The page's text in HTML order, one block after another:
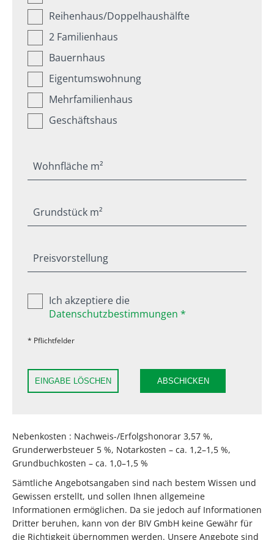
Reihenhaus/Doppelhaushälfte
2 Familienhaus
Bauernhaus
Eigentumswohnung
Mehrfamilienhaus
Geschäftshaus
Wohnfläche m²
Grundstück m²
Preisvorstellung
Ich akzeptiere die
Datenschutzbestimmungen *
* Pflichtfelder
EINGABE LÖSCHEN ABSCHICKEN
Nebenkosten : Nachweis-/Erfolgshonorar 3,57 %,
Grunderwerbsteuer 5 %, Notarkosten – ca. 1,2–1,5 %,
Grundbuchkosten – ca. 1,0–1,5 %
Sämtliche Angebotsangaben sind nach bestem Wissen und
Gewissen erstellt, und sollen Ihnen allgemeine
Informationen ermöglichen. Da sie jedoch auf Informationen
Dritter beruhen, kann von der BIV GmbH keine Gewähr für
die Richtigkeit übernommen werden. Unsere Angebote sind